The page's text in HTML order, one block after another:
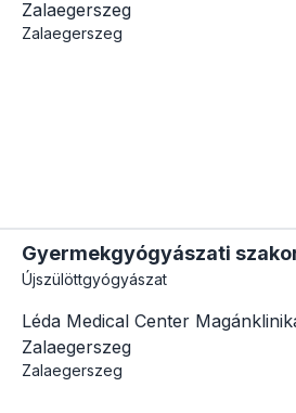
Zalaegerszeg
Zalaegerszeg
Gyermekgyógyászati
Újszülöttgyógyászat
Léda Medical Center
Zalaegerszeg
Zalaegerszeg